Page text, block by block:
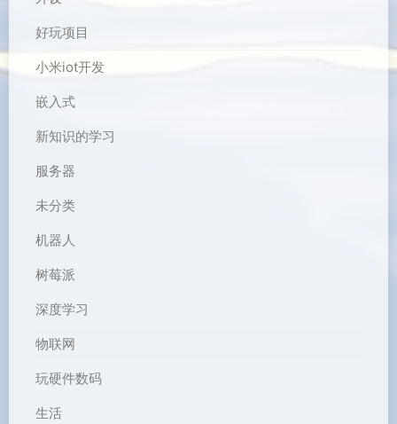
好玩项目
小米iot开发
嵌入式
新知识的学习
服务器
未分类
机器人
树莓派
深度学习
物联网
玩硬件数码
生活